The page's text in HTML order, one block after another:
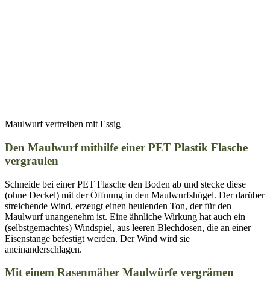
Maulwurf vertreiben mit Essig
Den Maulwurf mithilfe einer PET Plastik Flasche
vergraulen
Schneide bei einer PET Flasche den Boden ab und stecke diese
(ohne Deckel) mit der Öffnung in den Maulwurfshügel. Der darüber
streichende Wind, erzeugt einen heulenden Ton, der für den
Maulwurf unangenehm ist. Eine ähnliche Wirkung hat auch ein
(selbstgemachtes) Windspiel, aus leeren Blechdosen, die an einer
Eisenstange befestigt werden. Der Wind wird sie
aneinanderschlagen.
Mit einem Rasenmäher Maulwürfe vergrämen